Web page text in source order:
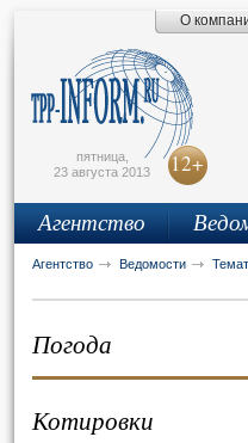
О
пятница,
23 августа 2013
12+
Агентство
Агентство Ведомости
Погода
Котировки